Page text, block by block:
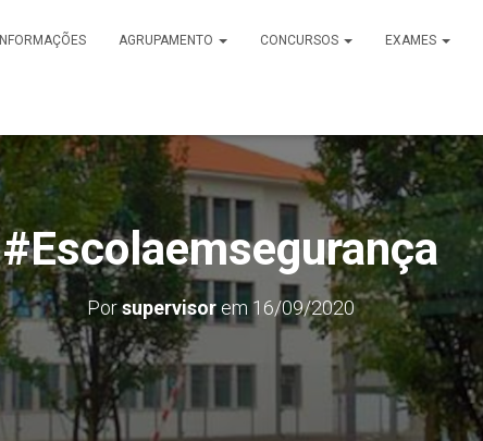
INFORMAÇÕES AGRUPAMENTO CONCURSOS EXAMES
#Escolaemsegurança
Porsupervisorem 16/09/2020